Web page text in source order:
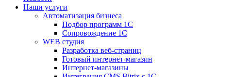
Наши услуги
Автоматизация бизнеса
Подбор программ 1С
Сопровождение 1С
WEB студия
Разработка веб-страниц
Готовый интернет-магазин
Интернет-магазины